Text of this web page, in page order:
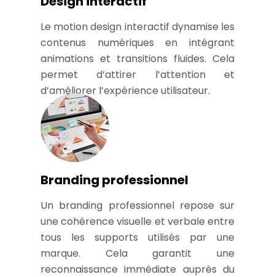
Le motion design interactif dynamise les
contenus numériques en intégrant
animations et transitions fluides. Cela
permet d’attirer l’attention et
d’améliorer l’expérience utilisateur.
Branding professionnel
Un branding professionnel repose sur
une cohérence visuelle et verbale entre
tous les supports utilisés par une
marque. Cela garantit une
reconnaissance immédiate auprès du